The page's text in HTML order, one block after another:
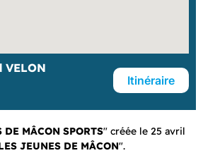
DE MÂCON SPORTS" créée le 25 avril
JEUNES DE MÂCON".
VELON
Itinéraire